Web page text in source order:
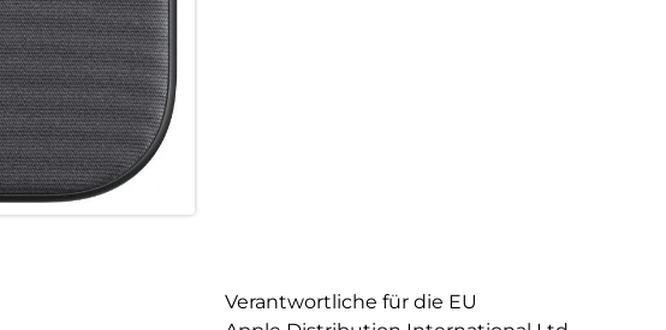
Verantwortliche für die EU